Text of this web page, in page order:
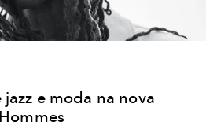
e moda na nova